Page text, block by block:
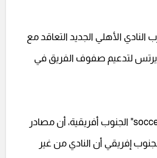
الأهلي الجديد التعاقد مع
لتدعيم صفوف الفريق في
وذكرت صحيفة "soccerladuma" الجنوب أفريقية، أن مصادر
إفريقي أن النادي من غير